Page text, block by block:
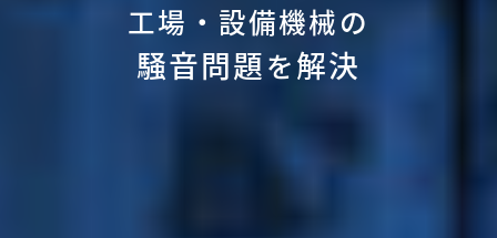
工場・設備機械の
騒音問題を解決